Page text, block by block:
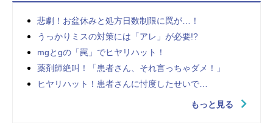
悲劇！お盆休みと処方日数制限に罠が…！
うっかりミスの対策には「アレ」が必要!?
mgとgの「罠」でヒヤリハット！
薬剤師絶叫！「患者さん、それ言っちゃダメ！」
ヒヤリハット！患者さんに忖度したせいで…
もっと見る